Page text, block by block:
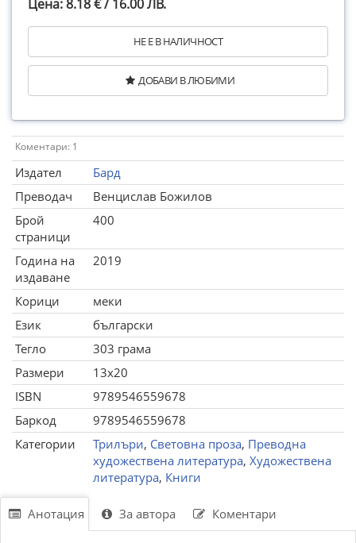
Цена: 8.18 € / 16.00 ЛВ.
НЕ Е В НАЛИЧНОСТ
ДОБАВИ В ЛЮБИМИ
Коментари: 1
Издател
Бард
Преводач
Венцислав Божилов
Брой
страници
400
Година на
издаване
2019
Корици
меки
Език
български
Тегло
303 грама
Размери
13x20
ISBN
9789546559678
Баркод
9789546559678
Категории
Трилъри, Световна проза, Преводна
художествена литература, Художествена
литература, Книги
Анотация За автора Коментари